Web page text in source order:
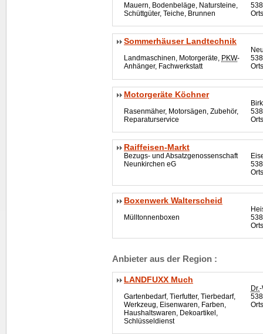
Mauern, Bodenbeläge, Natursteine,
Schüttgüter, Teiche, Brunnen
Sommerhäuser Landtechnik
Landmaschinen, Motorgeräte, PKW-
Anhänger, Fachwerkstatt
Motorgeräte Köchner
Rasenmäher, Motorsägen, Zubehör,
Reparaturservice
Raiffeisen-Markt
Bezugs- und Absatzgenossenschaft
Neunkirchen eG
Boxenwerk Walterscheid
Mülltonnenboxen
Anbieter aus der Region :
LANDFUXX Much
Gartenbedarf, Tierfutter, Tierbedarf,
Werkzeug, Eisenwaren, Farben,
Haushaltswaren, Dekoartikel,
Schlüsseldienst
Dr.-